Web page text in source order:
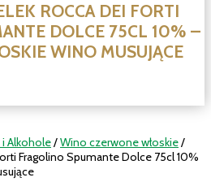
ROCCA DEI FORTI
DOLCE 75CL 10% –
WINO MUSUJĄCE
i Alkohole/Wino czerwone włoskie/
Fragolino Spumante Dolce 75cl 10%